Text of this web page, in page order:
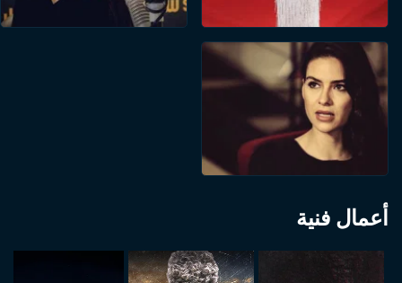
أعمال فنية